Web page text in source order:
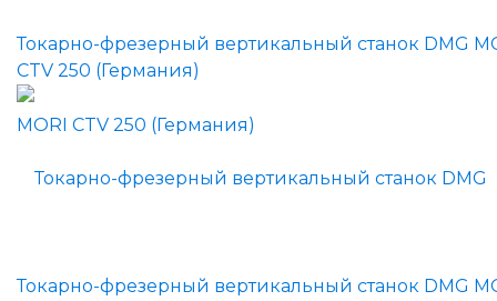
Токарно-фрезерный вертикальный станок DMG
CTV 250 (Германия)
Токарно-фрезерный вертикальный станок DMG